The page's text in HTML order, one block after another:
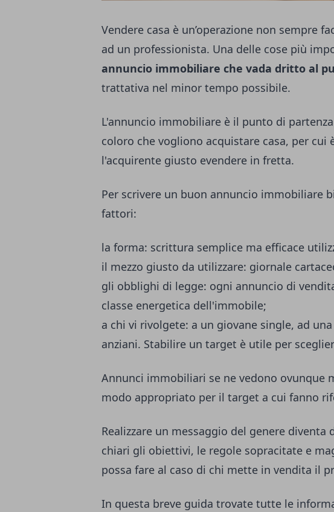
Vendere casa è un’operazione non sempre
ad un professionista. Una delle cose più
annuncio immobiliare che vada dritto al
trattativa nel minor tempo possibile.
L'annuncio immobiliare è il punto di
coloro che vogliono acquistare casa, per
l'acquirente giusto evendere in fretta.
Per scrivere un buon annuncio immobiliare
fattori:
la forma: scrittura semplice ma efficace
il mezzo giusto da utilizzare: giornale
gli obblighi di legge: ogni annuncio di
classe energetica dell'immobile;
a chi vi rivolgete: a un giovane single, ad
anziani. Stabilire un target è utile per
Annunci immobiliari se ne vedono ovunque
modo appropriato per il target a cui fanno
Realizzare un messaggio del genere
chiari gli obiettivi, le regole sopracitate e
possa fare al caso di chi mette in vendita il
In questa breve guida trovate tutte le